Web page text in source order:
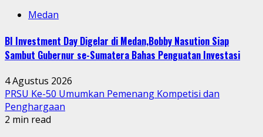
Medan
BI Investment Day Digelar di Medan,Bobby Nasution Siap
Sambut Gubernur se-Sumatera Bahas Penguatan Investasi
4 Agustus 2026
PRSU Ke-50 Umumkan Pemenang Kompetisi dan
Penghargaan
2 min read